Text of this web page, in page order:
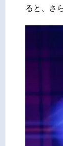
ると、さ